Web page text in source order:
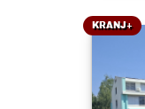
KRANJ+